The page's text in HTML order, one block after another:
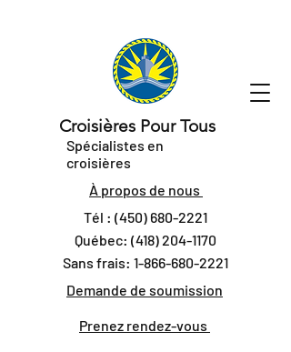
Croisières Pour Tous
Spécialistes en
croisières
À propos de nous
Tél : (450) 680-2221
Québec: (418) 204-1170
Sans frais: 1-866-680-2221
Demande de soumission
Prenez rendez-vous